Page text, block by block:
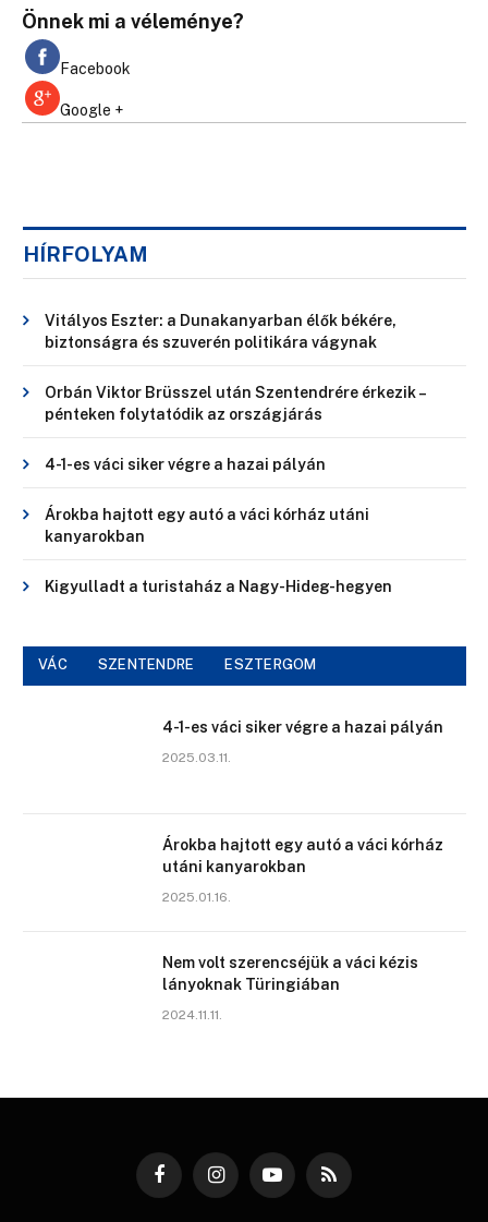
Önnek mi a véleménye?
Facebook
Google +
HÍRFOLYAM
Vitályos Eszter: a Dunakanyarban élők békére,
biztonságra és szuverén politikára vágynak
Orbán Viktor Brüsszel után Szentendrére érkezik –
pénteken folytatódik az országjárás
4-1-es váci siker végre a hazai pályán
Árokba hajtott egy autó a váci kórház utáni
kanyarokban
Kigyulladt a turistaház a Nagy-Hideg-hegyen
VÁC SZENTENDRE ESZTERGOM
4-1-es váci siker végre a hazai pályán
2025.03.11.
Árokba hajtott egy autó a váci kórház
utáni kanyarokban
2025.01.16.
Nem volt szerencséjük a váci kézis
lányoknak Türingiában
2024.11.11.
FacebookInstagramYouTubeRSS